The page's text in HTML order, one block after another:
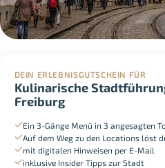
DEIN ERLEBNISGUTSCHEIN FÜR
Kulinarische
Freiburg
Ein 3-Gänge Menü in 3 angesagten
Auf dem Weg zu den Locations löst
mit digitalen Hinweisen per E-Mail
inklusive Insider Tipps zur Stadt